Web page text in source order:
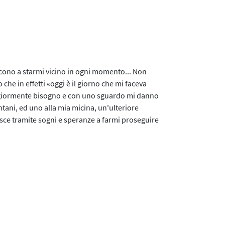
a starmi vicino in ogni momento... Non
in effetti «oggi è il giorno che mi faceva
bisogno e con uno sguardo mi danno
ed uno alla mia micina, un'ulteriore
tramite sogni e speranze a farmi proseguire